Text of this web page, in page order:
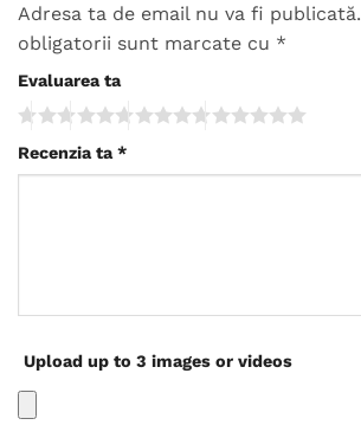
Adresa ta de email nu va fi publicată.
obligatorii sunt marcate cu *
Evaluarea ta
Recenzia ta*
Upload up to 3 images or videos